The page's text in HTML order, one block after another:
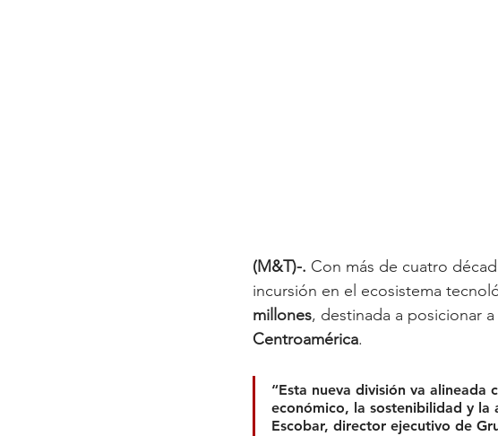
(M&T)-. Con más de cuatro
incursión en el ecosistema
millones, destinada a posicionar
Centroamérica.
“Esta nueva división va
económico, la sostenibilidad y la
Escobar, director ejecutivo de